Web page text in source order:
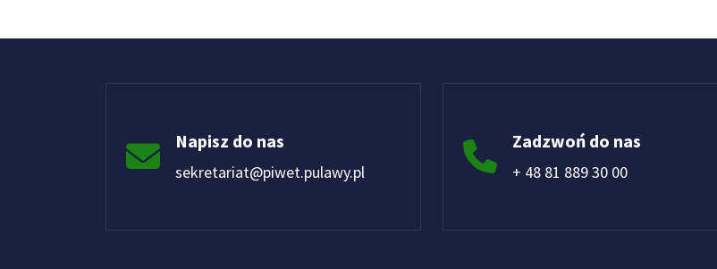
Napisz do nas
sekretariat@piwet.pulawy.pl
Zadzwoń do nas
+ 48 81 889 30 00